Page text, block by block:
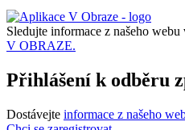
Sledujte informace z našeho webu
V OBRAZE.
Přihlášení k odběru
Dostávejte informace z našeho